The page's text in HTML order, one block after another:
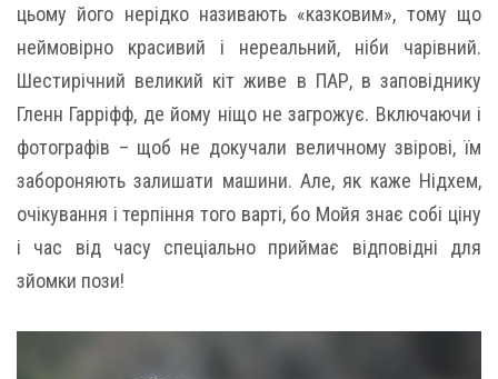
цьому його нерідко називають «казковим», тому що
неймовірно красивий і нереальний, ніби чарівний.
Шестирічний великий кіт живе в ПАР, в заповіднику
Гленн Гарріфф, де йому ніщо не загрожує. Включаючи і
фотографів – щоб не докучали величному звірові, їм
забороняють залишати машини. Але, як каже Нідхем,
очікування і терпіння того варті, бо Мойя знає собі ціну
і час від часу спеціально приймає відповідні для
зйомки пози!